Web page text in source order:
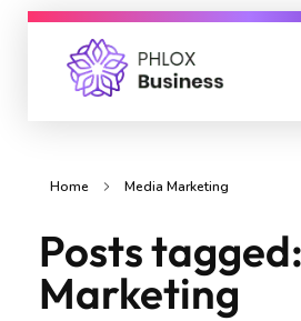
Home Media Marketing
Posts
Marketing